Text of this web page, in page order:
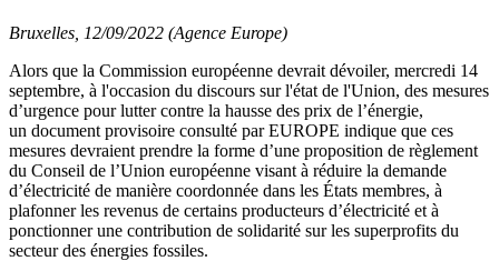
Bruxelles, 12/09/2022 (Agence Europe)
Alors que la Commission européenne devrait dévoiler, mercredi 14
septembre, à l'occasion du discours sur l'état de l'Union, des mesures
d’urgence pour lutter contre la hausse des prix de l’énergie,
un document provisoire consulté par EUROPE indique que ces
mesures devraient prendre la forme d’une proposition de règlement
du Conseil de l’Union européenne visant à réduire la demande
d’électricité de manière coordonnée dans les États membres, à
plafonner les revenus de certains producteurs d’électricité et à
ponctionner une contribution de solidarité sur les superprofits du
secteur des énergies fossiles.